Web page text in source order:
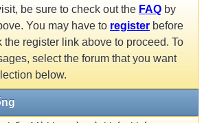
be sure to check out the FAQ by
You may have to register before
the register link above to proceed. To
select the forum that you want
below.